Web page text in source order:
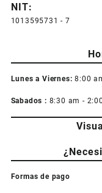
NIT:
1013595731 - 7
Lunes a Viernes: 8:00
Sabados : 8:30 am -
Formas de pago